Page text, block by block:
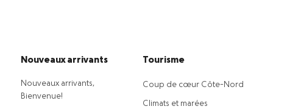
Nouveaux arrivants
Nouveaux arrivants,
Bienvenue!
Tourisme
Coup de cœur Côte-Nord
Climats et marées